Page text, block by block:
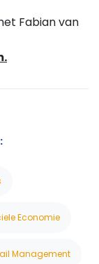
Fabian van
Economie
Management